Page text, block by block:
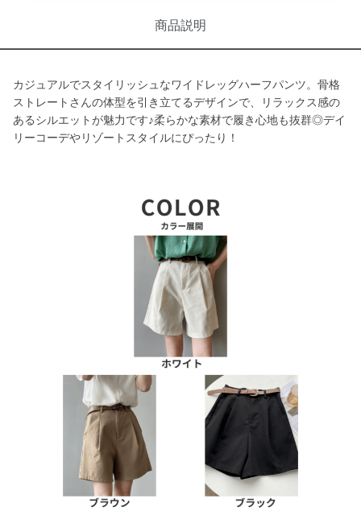
商品説明
カジュアルでスタイリッシュなワイドレッグハーフパンツ。骨格
ストレートさんの体型を引き立てるデザインで、リラックス感の
あるシルエットが魅力です♪柔らかな素材で履き心地も抜群◎デイ
リーコーデやリゾートスタイルにぴったり！